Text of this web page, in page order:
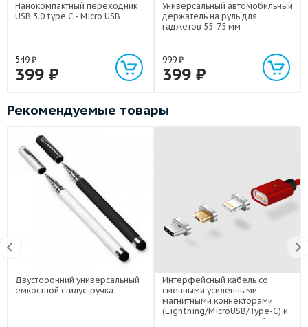
Нанокомпактный переходник
USB 3.0 type C - Micro USB
549₽
399 ₽
Универсальный автомобильный
держатель на руль для
гаджетов 55-75 мм
999₽
399 ₽
Рекомендуемые товары
Двусторонний универсальный
емкостной стилус-ручка
Интерфейсный кабель со
сменными усиленными
магнитными коннекторами
(Lightning/MicroUSB/Type-C) и
световым индикатором 1м